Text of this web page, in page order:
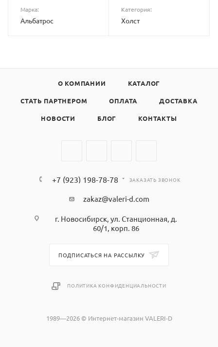
Марка:
Альбатрос
Категория:
Холст
О КОМПАНИИ КАТАЛОГ
СТАТЬ ПАРТНЕРОМ ОПЛАТА ДОСТАВКА
НОВОСТИ БЛОГ КОНТАКТЫ
+7 (923) 198-78-78 ЗАКАЗАТЬ ЗВОНОК
zakaz@valeri-d.com
г. Новосибирск, ул. Станционная, д.
60/1, корп. 86
ПОДПИСАТЬСЯ НА РАССЫЛКУ
ПОЛИТИКА КОНФИДЕНЦИАЛЬНОСТИ
1989—2026 © Интернет-магазин VALERI-D